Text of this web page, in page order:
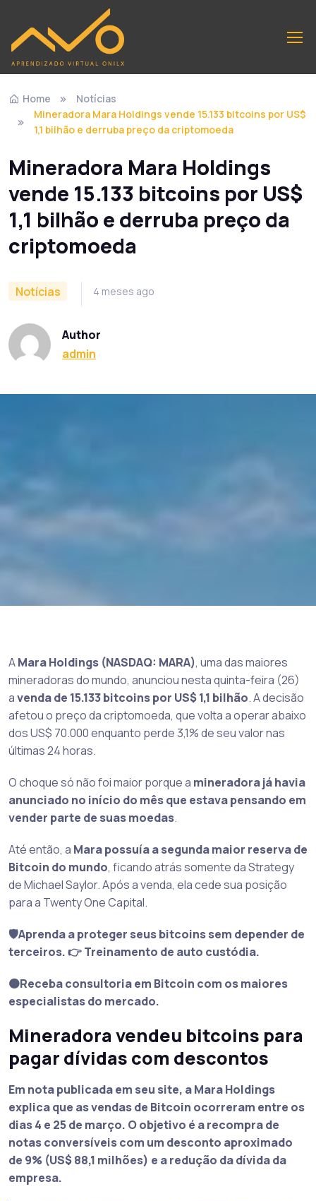
Home
Notícias
Mineradora Mara Holdings vende 15.133 bitcoins por US$
1,1 bilhão e derruba preço da criptomoeda
Mineradora Mara Holdings
vende 15.133 bitcoins por US$
1,1 bilhão e derruba preço da
criptomoeda
Notícias 4 meses ago
Author
admin
AMara Holdings (NASDAQ: MARA), uma das maiores
mineradoras do mundo, anunciou nesta quinta-feira (26)
avenda de 15.133 bitcoins por US$ 1,1 bilhão. A decisão
afetou o preço da criptomoeda, que volta a operar abaixo
dos US$ 70.000 enquanto perde 3,1% de seu valor nas
últimas 24 horas.
O choque só não foi maior porque a mineradora já havia
anunciado no início do mês que estava pensando em
vender parte de suas moedas.
Até então, a Mara possuía a segunda maior reserva de
Bitcoin do mundo, ficando atrás somente da Strategy
de Michael Saylor. Após a venda, ela cede sua posição
para a Twenty One Capital.
🛡️Aprenda a proteger seus bitcoins sem depender de
terceiros. 👉 Treinamento de auto custódia.
🟠Receba consultoria em Bitcoin com os maiores
especialistas do mercado.
Mineradora vendeu bitcoins para
pagar dívidas com descontos
Em nota publicada em seu site, aMara Holdings
explica que as vendas de Bitcoin ocorreram entre os
dias 4 e 25 de março. O objetivo é a recompra de
notas conversíveis com um desconto aproximado
de 9% (US$ 88,1 milhões) e a redução da dívida da
empresa.